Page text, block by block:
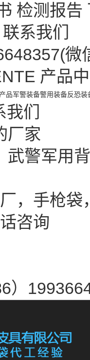
检测报告
联系我们
微
产品
品军警装备警用装备反恐装
我们
厂家
武警军用
，手枪
咨询
）